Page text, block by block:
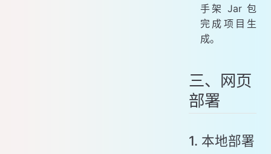
手架 Jar 包
完成项目生
成。
三、网页
部署
1. 本地部署